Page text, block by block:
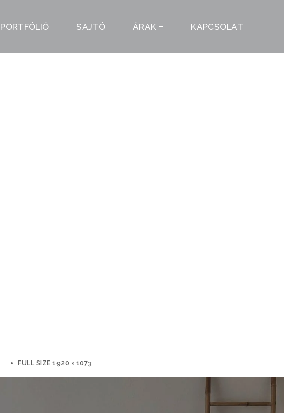
PORTFÓLIÓ SAJTÓ ÁRAK KAPCSOLAT
FULL SIZE 1920 × 1073